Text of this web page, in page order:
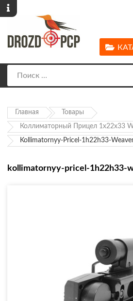
Главная Товары
Коллиматорный Прицел 1х22х33
Kollimatornyy-Pricel-1h22h33-
kollimatornyy-pricel-1h22h33-